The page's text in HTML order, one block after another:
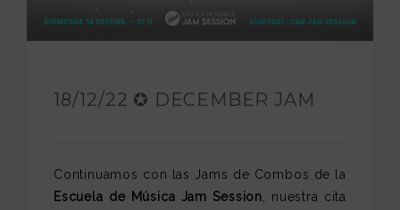
FUNDACIÓN JAM
18/12/22 ✪ DECEMBER JAM
Continuamos con las Jams de Combos de la
Escuela de Música Jam Session , nuestra cita